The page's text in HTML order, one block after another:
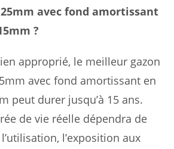
avec fond amortissant
?
approprié, le meilleur gazon
avec fond amortissant en
peut durer jusqu’à 15 ans.
de vie réelle dépendra de
l’exposition aux